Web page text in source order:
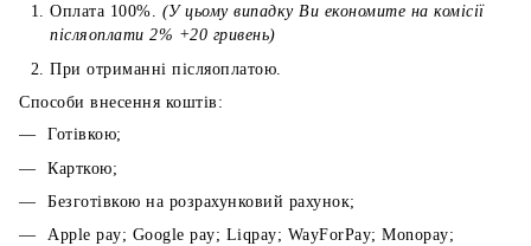
Оплата 100%. (У цьому випадку Ви економите на комісії
післяоплати 2% +20 гривень)
При отриманні післяоплатою.
Способи внесення коштів:
Готівкою;
Карткою;
Безготівкою на розрахунковий рахунок;
Apple pay; Google pay; Liqpay; WayForPay; Monopay;